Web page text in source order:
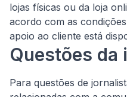
lojas físicas ou da loja
acordo com as
apoio ao cliente está
Questões da
Para questões de